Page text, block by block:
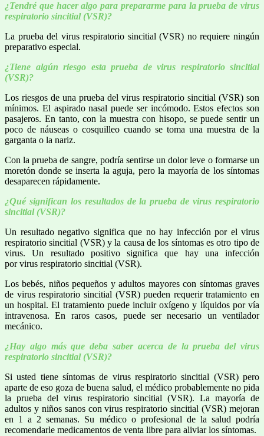
¿Tendré que hacer algo para prepararme para la prueba de virus
respiratorio sincitial (VSR)?
La prueba del virus respiratorio sincitial (VSR) no requiere ningún
preparativo especial.
¿Tiene algún riesgo esta prueba de virus respiratorio sincitial
(VSR)?
Los riesgos de una prueba del virus respiratorio sincitial (VSR) son
mínimos. El aspirado nasal puede ser incómodo. Estos efectos son
pasajeros. En tanto, con la muestra con hisopo, se puede sentir un
poco de náuseas o cosquilleo cuando se toma una muestra de la
garganta o la nariz.
Con la prueba de sangre, podría sentirse un dolor leve o formarse un
moretón donde se inserta la aguja, pero la mayoría de los síntomas
desaparecen rápidamente.
¿Qué significan los resultados de la prueba de virus respiratorio
sincitial (VSR)?
Un resultado negativo significa que no hay infección por el virus
respiratorio sincitial (VSR) y la causa de los síntomas es otro tipo de
virus. Un resultado positivo significa que hay una infección
por virus respiratorio sincitial (VSR).
Los bebés, niños pequeños y adultos mayores con síntomas graves
de virus respiratorio sincitial (VSR) pueden requerir tratamiento en
un hospital. El tratamiento puede incluir oxígeno y líquidos por vía
intravenosa. En raros casos, puede ser necesario un ventilador
mecánico.
¿Hay algo más que deba saber acerca de la prueba del virus
respiratorio sincitial (VSR)?
Si usted tiene síntomas de virus respiratorio sincitial (VSR) pero
aparte de eso goza de buena salud, el médico probablemente no pida
la prueba del virus respiratorio sincitial (VSR). La mayoría de
adultos y niños sanos con virus respiratorio sincitial (VSR) mejoran
en 1 a 2 semanas. Su médico o profesional de la salud podría
recomendarle medicamentos de venta libre para aliviar los síntomas.